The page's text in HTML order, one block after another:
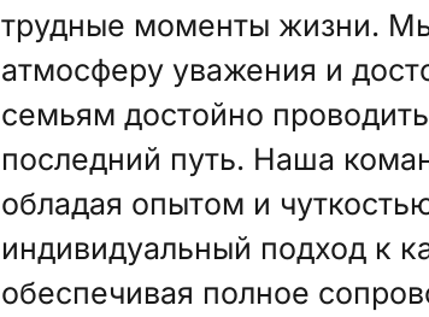
трудные моменты жизни.
атмосферу уважения и
семьям достойно
последний путь. Наша
обладая опытом и
индивидуальный подход к
обеспечивая полное